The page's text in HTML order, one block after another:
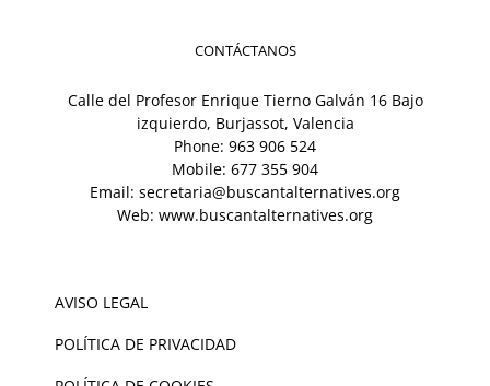
CONTÁCTANOS
Calle del Profesor Enrique Tierno Galván 16 Bajo
izquierdo, Burjassot, Valencia
Phone: 963 906 524
Mobile: 677 355 904
Email: secretaria@buscantalternatives.org
Web: www.buscantalternatives.org
AVISO LEGAL
POLÍTICA DE PRIVACIDAD